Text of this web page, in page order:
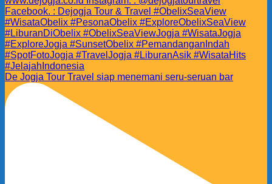
De Jogja Tour Travel siap menemani seru-seruan bar